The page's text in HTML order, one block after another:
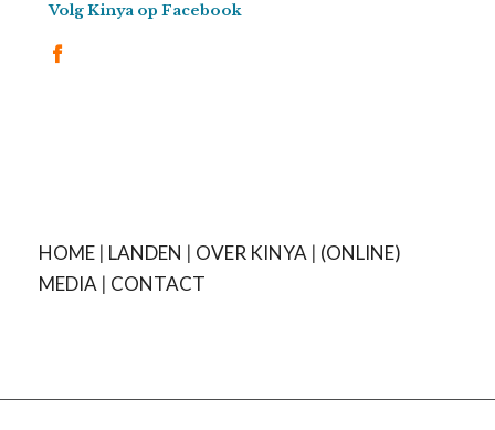
Volg Kinya op Facebook
HOME| LANDEN | OVER KINYA | (ONLINE)
MEDIA | CONTACT